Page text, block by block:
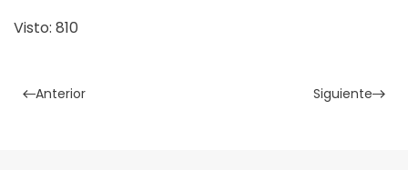
Visto: 810
Anterior Siguiente